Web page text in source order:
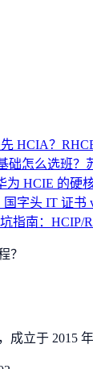
HCIA？
础怎么选班？
为 HCIE 的硬
字头 IT 证书
指南：HCIP/
？
成立于 2015